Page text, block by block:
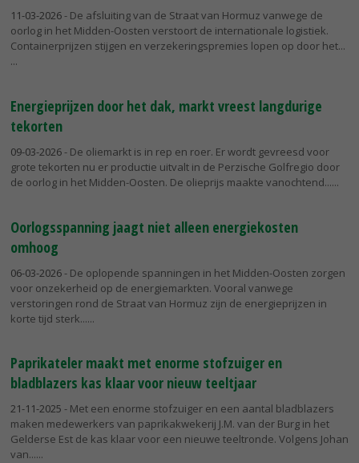
11-03-2026- De afsluiting van de Straat van Hormuz vanwege de
oorlog in het Midden-Oosten verstoort de internationale logistiek.
Containerprijzen stijgen en verzekeringspremies lopen op door het...
Energieprijzen door het dak, markt vreest langdurige
tekorten
09-03-2026- De oliemarkt is in rep en roer. Er wordt gevreesd voor
grote tekorten nu er productie uitvalt in de Perzische Golfregio door
de oorlog in het Midden-Oosten. De olieprijs maakte vanochtend...
Oorlogsspanning jaagt niet alleen energiekosten
omhoog
06-03-2026- De oplopende spanningen in het Midden-Oosten zorgen
voor onzekerheid op de energiemarkten. Vooral vanwege
verstoringen rond de Straat van Hormuz zijn de energieprijzen in
korte tijd sterk...
Paprikateler maakt met enorme stofzuiger en
bladblazers kas klaar voor nieuw teeltjaar
21-11-2025 - Met een enorme stofzuiger en een aantal bladblazers
maken medewerkers van paprikakwekerij J.M. van der Burg in het
Gelderse Est de kas klaar voor een nieuwe teeltronde. Volgens Johan
van...